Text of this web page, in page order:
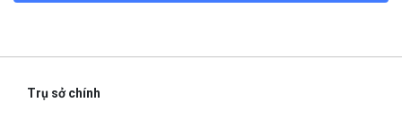
Trụ sở chính